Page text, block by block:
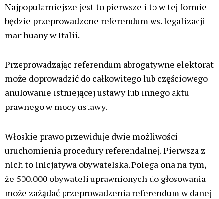
Najpopularniejsze jest to pierwsze i to w tej formie
będzie przeprowadzone referendum ws. legalizacji
marihuany w Italii.
Przeprowadzając referendum abrogatywne elektorat
może doprowadzić do całkowitego lub częściowego
anulowanie istniejącej ustawy lub innego aktu
prawnego w mocy ustawy.
Włoskie prawo przewiduje dwie możliwości
uruchomienia procedury referendalnej. Pierwsza z
nich to inicjatywa obywatelska. Polega ona na tym,
że 500.000 obywateli uprawnionych do głosowania
może zażądać przeprowadzenia referendum w danej